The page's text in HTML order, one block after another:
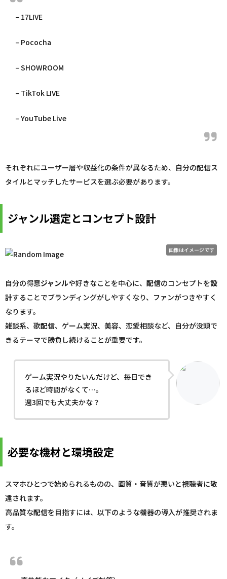
– 17LIVE
– Pococha
– SHOWROOM
– TikTok LIVE
– YouTube Live
それぞれにユーザー層や収益化の条件が異なるため、自分の配信ス
タイルとマッチしたサービスを選ぶ必要があります。
ジャンル選定とコンセプト設計
画像はイメージです
自分の得意ジャンルや好きなことを中心に、 配信のコンセプトを設
計することでブランディングがしやすくなり、ファンがつきやすく
なります。
雑談系、歌配信、ゲーム実況、美容、恋愛相談など、自分が没頭で
きるテーマで勝負し続けることが重要です。
ゲーム実況やりたいんだけど、毎日でき
るほど時間がなくて…。
週3回でも大丈夫かな？
必要な機材と環境設定
スマホひとつで始められるものの、画質・音質が悪いと視聴者に敬
遠されます。
高品質な配信を目指すには、以下のような機器の導入が推奨されま
す。